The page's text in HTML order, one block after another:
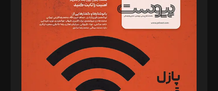
د‌بیر خدمت و تجارت: ابوالفضل رجبی
د‌بیر حقوق فناوری: حسام‌الدین ایپکچی
د‌بیر پیوست جهان: مینا پاکدل
د‌بیر تحریریه آنلاین: بابک نقاش
تحریریه‌: مجتبی محمود‌ی، آرش برهمند، یسنا امان‌پور، سروش کرمیان،
مصطفی مسجدی آرانی، ابوالفضل رجبی، زهرا فکرانه، فائزه فتحی